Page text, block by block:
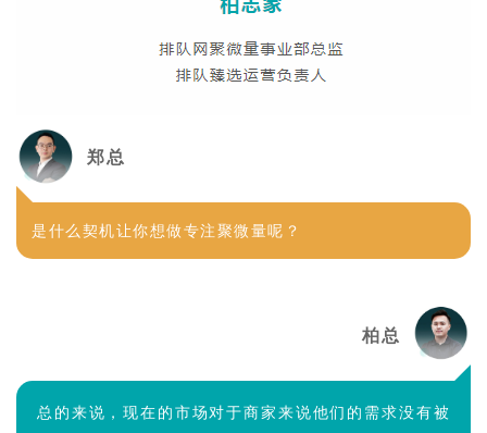
郑总
是什么契机让你想做专注聚微量呢？
柏总
总的来说，现在的市场对于商家来说他们的需求没有被